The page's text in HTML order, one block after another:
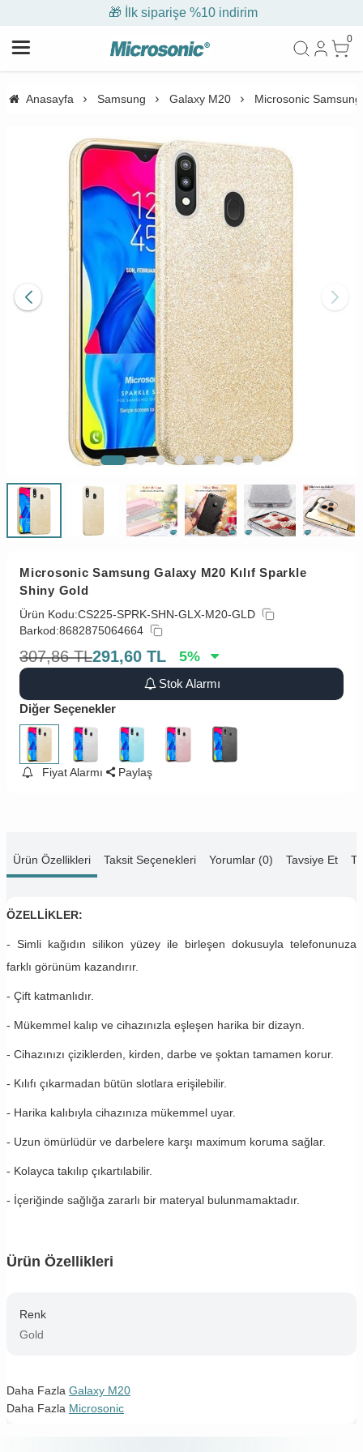
🎁 İlk siparişe %10 indirim
0
Anasayfa Samsung Galaxy M20 Microsonic
Microsonic Samsung Galaxy M20 Kılıf Sparkle
Shiny Gold
Ürün Kodu:CS225-SPRK-SHN-GLX-M20-GLD
Barkod:8682875064664
307,86 TL291,60 TL 5%
Stok Alarmı
Diğer Seçenekler
Fiyat Alarmı Paylaş
Ürün Özellikleri Taksit Seçenekleri Yorumlar (0) Tavsiye Et
ÖZELLİKLER:
- Simli kağıdın silikon yüzey ile birleşen dokusuyla telefonunuza
farklı görünüm kazandırır.
- Çift katmanlıdır.
- Mükemmel kalıp ve cihazınızla eşleşen harika bir dizayn.
- Cihazınızı çiziklerden, kirden, darbe ve şoktan tamamen korur.
- Kılıfı çıkarmadan bütün slotlara erişilebilir.
- Harika kalıbıyla cihazınıza mükemmel uyar.
- Uzun ömürlüdür ve darbelere karşı maximum koruma sağlar.
- Kolayca takılıp çıkartılabilir.
- İçeriğinde sağlığa zararlı bir materyal bulunmamaktadır.
Ürün Özellikleri
Renk
Gold
Daha Fazla Galaxy M20
Daha Fazla Microsonic